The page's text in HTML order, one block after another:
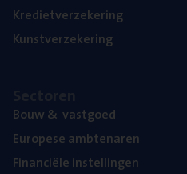
Kre­diet­ver­ze­ke­ring
Kunst­ver­ze­ke­ring
Bouw& vastgoed
Euro­pe­se ambtenaren
Finan­ci­ë­le instellingen